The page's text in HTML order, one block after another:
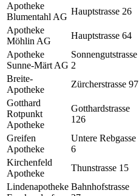
Apotheke
Blumentahl AG
Hauptstrasse 26
Apotheke
Möhlin AG
Hauptstrasse 64
Apotheke
Sunne-Märt AG
Sonnengutstrasse
2
Breite-
Apotheke
Zürcherstrasse 97
Gotthard
Rotpunkt
Apotheke
Gotthardstrasse
126
Greifen
Apotheke
Untere Rebgasse
6
Kirchenfeld
Apotheke
Thunstrasse 15
Lindenapotheke Bahnhofstrasse